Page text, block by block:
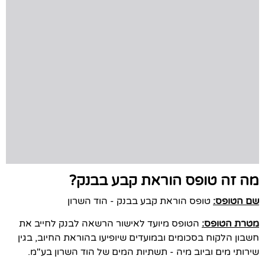
מה זה טופס הוראת קבע בבנק?
שם הטופס: טופס הוראת קבע בבנק - הוד השרון
מטרת הטופס: הטופס מיועד לאישור הרשאה לבנק לחייב את
חשבון הלקוח בסכומים ובמועדים שיופיעו בהוראת החיוב, בגין
שירותי מים וביוב מיה - תשתיות המים של הוד השרון בע"מ.